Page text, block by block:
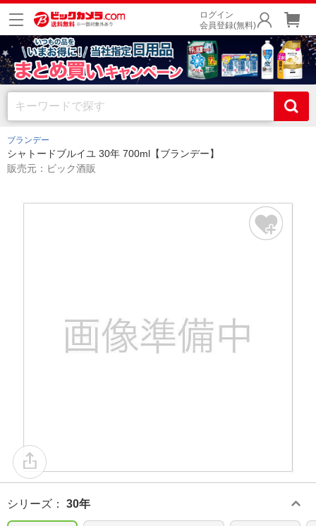
ログイン
会員登録(無料)
ブランデー
シャトードブルイユ 30年 700ml【ブランデー】
販売元：ビック酒販
シリーズ ： 30年